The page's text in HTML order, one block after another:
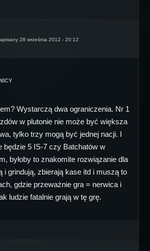
28 września 2012 - 20:12
Wystarczą dwa ograniczenia. Nr 1
w plutonie nie może być większa
tylko trzy mogą być jednej nacji. I
będzie 5 IS-7 czy Batchatów w
byłoby to znakomite rozwiązanie dla
i grindują, zbierają kase itd i muszą to
gdzie przeważnie gra = nerwica i
ludzie fatalnie grają w tę grę.